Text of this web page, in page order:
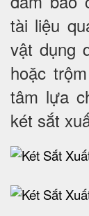
tài liệu
vật dụng
hoặc
tâm lựa
két sắt